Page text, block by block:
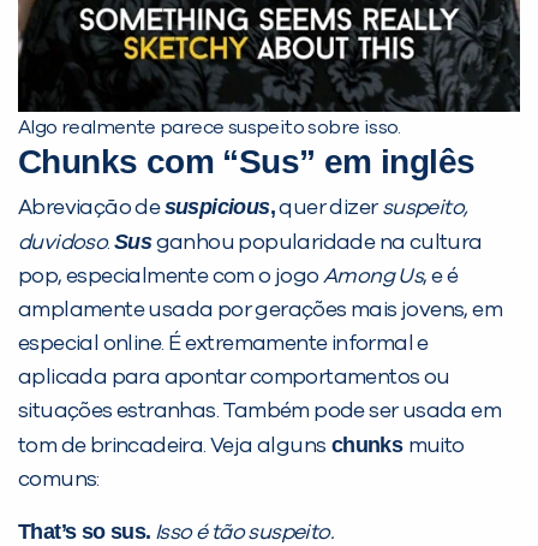
Algo realmente parece suspeito sobre isso.
Chunks com “Sus” em inglês
Abreviação desuspicious,quer dizersuspeito,
duvidoso.Susganhou popularidade na cultura
pop, especialmente com o jogo Among Us, e é
amplamente usada por gerações mais jovens, em
especial online. É extremamente informal e
aplicada para apontar comportamentos ou
situações estranhas. Também pode ser usada em
tom de brincadeira. Veja alguns chunks muito
comuns:
That’s so sus. Isso é tão suspeito.